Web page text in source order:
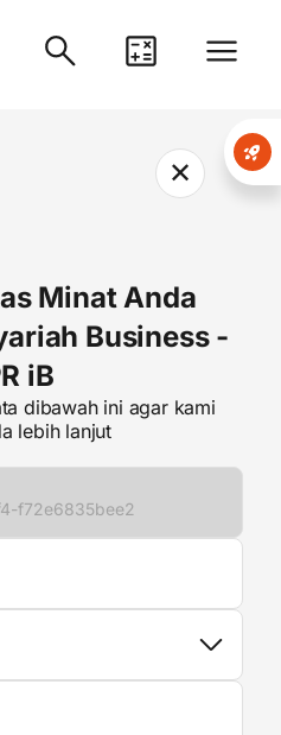
✕
Minat Anda
Business -
iB
dibawah ini agar kami
lebih lanjut